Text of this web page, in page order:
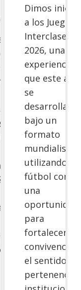
Dimos inicio
a los Juegos
Interclases
2026, una
experiencia
que este año
se
desarrollará
bajo un
formato
mundialista,
utilizando el
fútbol como
una
oportunidad
para
fortalecer la
convivencia,
el sentido de
pertenencia